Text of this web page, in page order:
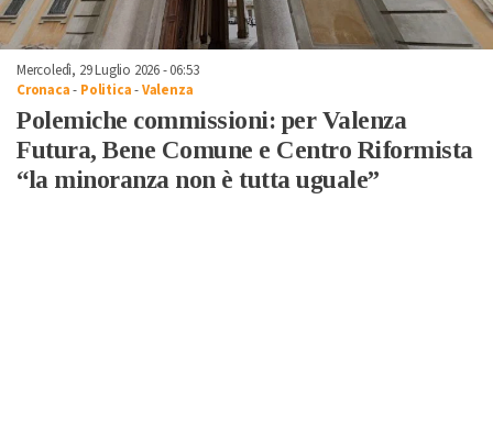
Mercoledì, 29 Luglio 2026 - 06:53
Cronaca- Politica-Valenza
Polemiche commissioni: per Valenza
Futura, Bene Comune e Centro Riformista
“la minoranza non è tutta uguale”